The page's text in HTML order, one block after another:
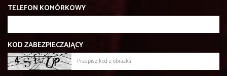
TELEFON KOMÓRKOWY
KOD ZABEZPIECZAJĄCY